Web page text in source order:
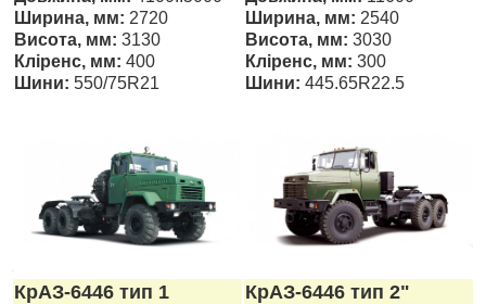
Ширина, мм: 2720
Висота, мм: 3130
Кліренс, мм: 400
Шини: 550/75R21
Ширина, мм: 2540
Висота, мм: 3030
Кліренс, мм: 300
Шини: 445.65R22.5
КрАЗ-6446 тип 1 КрАЗ-6446 тип 2"